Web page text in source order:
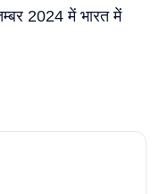
2024 में भारत में